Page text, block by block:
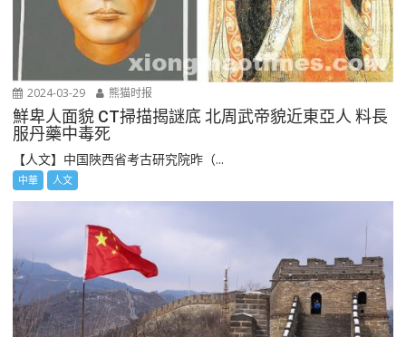
2024-03-29 熊猫时报
鮮卑人面貌 CT掃描揭謎底 北周武帝貌近東亞人 料長
服丹藥中毒死
【人文】中国陜西省考古研究院昨（...
中華 人文